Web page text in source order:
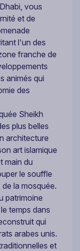
vous
et de
l'un des
franche de
animés qui
des
Sheikh
plus belles
architecture
art islamique
main du
le souffle
la mosquée.
patrimoine
temps dans
qui
arabes unis.
et